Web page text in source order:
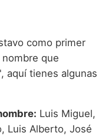
como primer
que
aquí tienes algunas
Luis Miguel,
Luis Alberto, José